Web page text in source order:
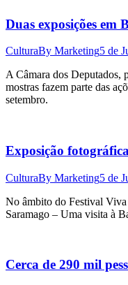
Duas exposições
CulturaBy Marketing5 de
A Câmara dos Deputados,
mostras fazem parte das
setembro.
Exposição
CulturaBy Marketing5 de
No âmbito do Festival
Saramago – Uma visita à
Cerca de 290 mil